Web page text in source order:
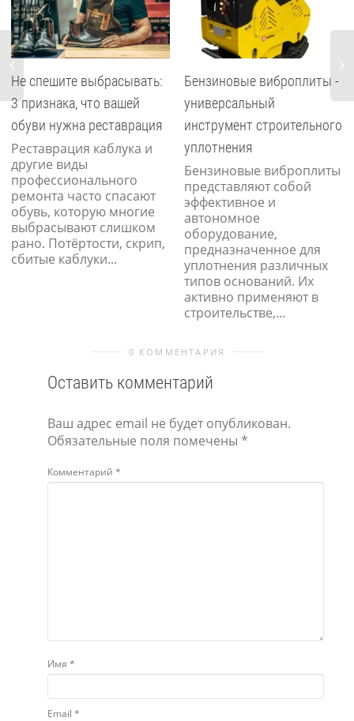
Не спешите выбрасывать:
3 признака, что вашей
обуви нужна реставрация
Реставрация каблука и
другие виды
профессионального
ремонта часто спасают
обувь, которую многие
выбрасывают слишком
рано. Потёртости, скрип,
сбитые каблуки...
Бензиновые виброплиты -
универсальный
инструмент строительного
уплотнения
Бензиновые виброплиты
представляют собой
эффективное и
автономное
оборудование,
предназначенное для
уплотнения различных
типов оснований. Их
активно применяют в
строительстве,...
0 КОММЕНТАРИЯ
Оставить комментарий
Ваш адрес email не будет опубликован.
Обязательные поля помечены *
Комментарий *
Имя *
Email *